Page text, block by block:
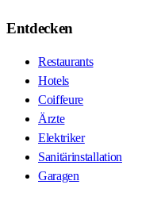
Entdecken
Restaurants
Hotels
Coiffeure
Ärzte
Elektriker
Sanitärinstallation
Garagen